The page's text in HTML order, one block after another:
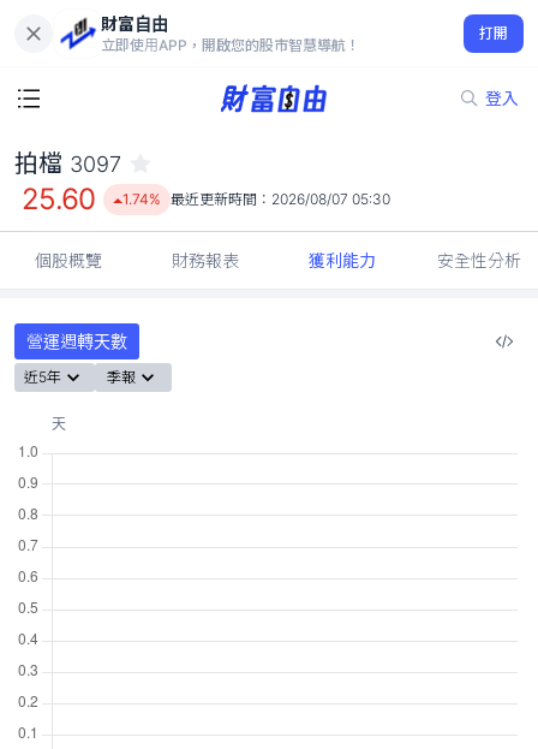
財富自由
立即使用APP，開啟您的股市智慧導航！
打開
登入
25.60
1.74%
拍檔 3097
25.60 1.74% 最近更新時間： 2026/08/07 05:30
個股概覽 財務報表 獲利能力 安全性分析
營運週轉天數
近5年 季報